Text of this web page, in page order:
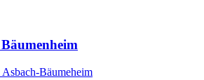
Bäumeheim